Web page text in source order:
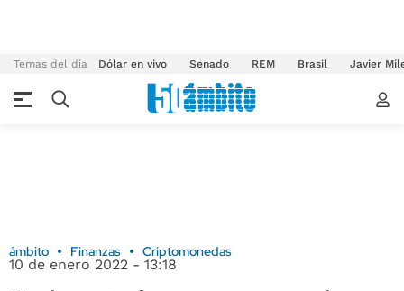
Temas del día Dólar en vivo Senado REM Brasil Javier
ámbito Finanzas Criptomonedas
10 de enero 2022 - 13:18